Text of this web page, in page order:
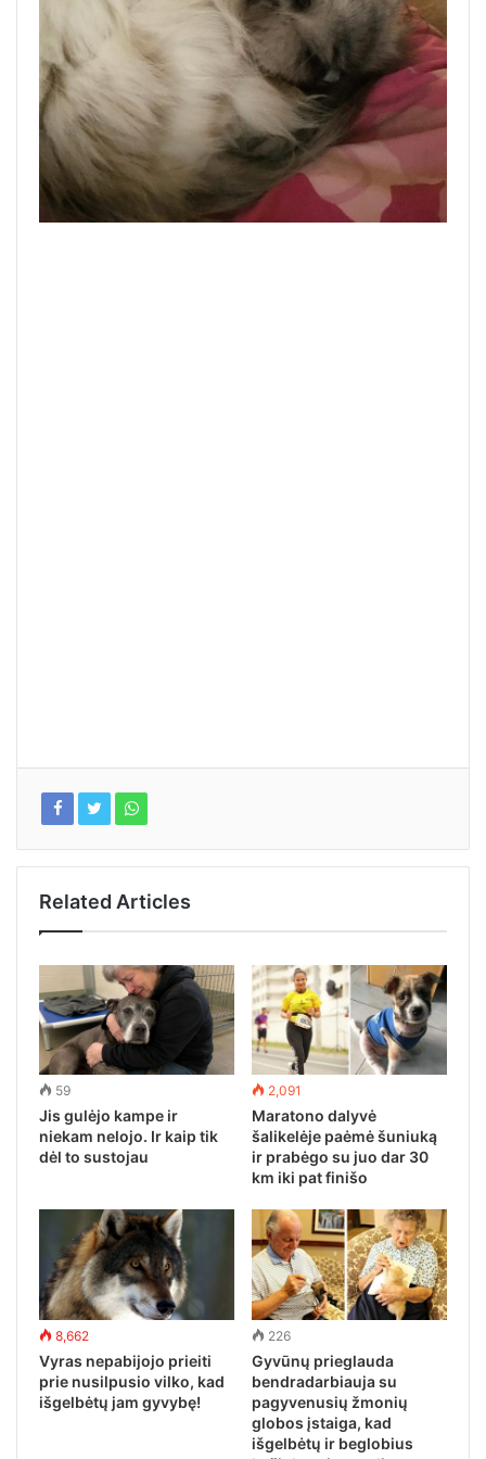
Related Articles
59
Jis gulėjo kampe ir
niekam nelojo. Ir kaip tik
dėl to sustojau
2,091
Maratono dalyvė
šalikelėje paėmė šuniuką
ir prabėgo su juo dar 30
km iki pat finišo
8,662
Vyras nepabijojo prieiti
prie nusilpusio vilko, kad
išgelbėtų jam gyvybę!
226
Gyvūnų prieglauda
bendradarbiauja su
pagyvenusių žmonių
globos įstaiga, kad
išgelbėtų ir beglobius